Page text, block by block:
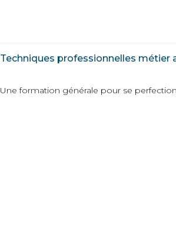
Techniques professionnelles métier
Une formation générale pour se